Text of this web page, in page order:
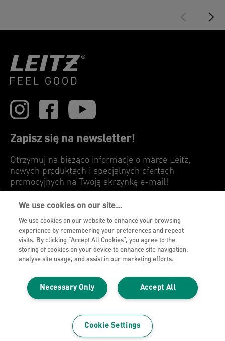
Zapisz się na newsletter!
Otrzymuj na bieżąco informacje o marce Leitz,
nowych produktach i specjalnych ofertach
promocyjnych na Twoją skrzynkę e-mail!
ZAPISZ
Polityka prywatności
Cookies
Wydawca strony internetowej
We use cookies on our site…
We use cookies on our website to enhance your browsing
experience by remembering your preferences and repeat
visits. By clicking “Accept All Cookies”, you agree to the
storing of cookies on your device to enhance site navigation,
analyse site usage, and assist in our marketing efforts.
Accept All
Necessary Only
Cookie Settings